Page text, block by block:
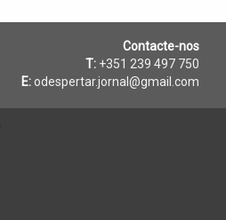
Contacte-nos
T: +351 239 497 750
E: odespertar.jornal@gmail.com